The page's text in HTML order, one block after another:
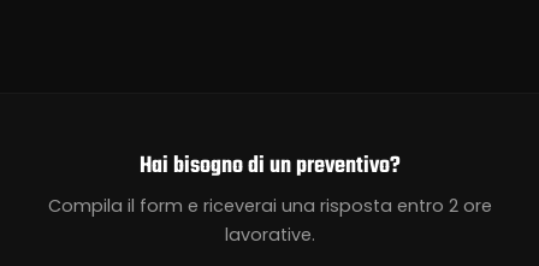
Hai bisogno di un preventivo?
Compila il form e riceverai una risposta entro 2 ore
lavorative.